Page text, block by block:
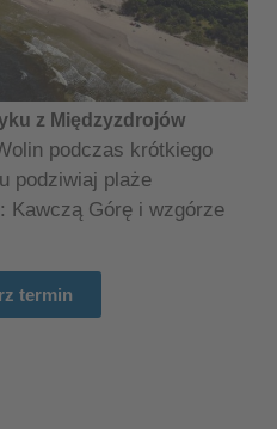
z Międzyzdrojów
podczas krótkiego
podziwiaj plaże
Kawczą Górę i wzgórze
termin